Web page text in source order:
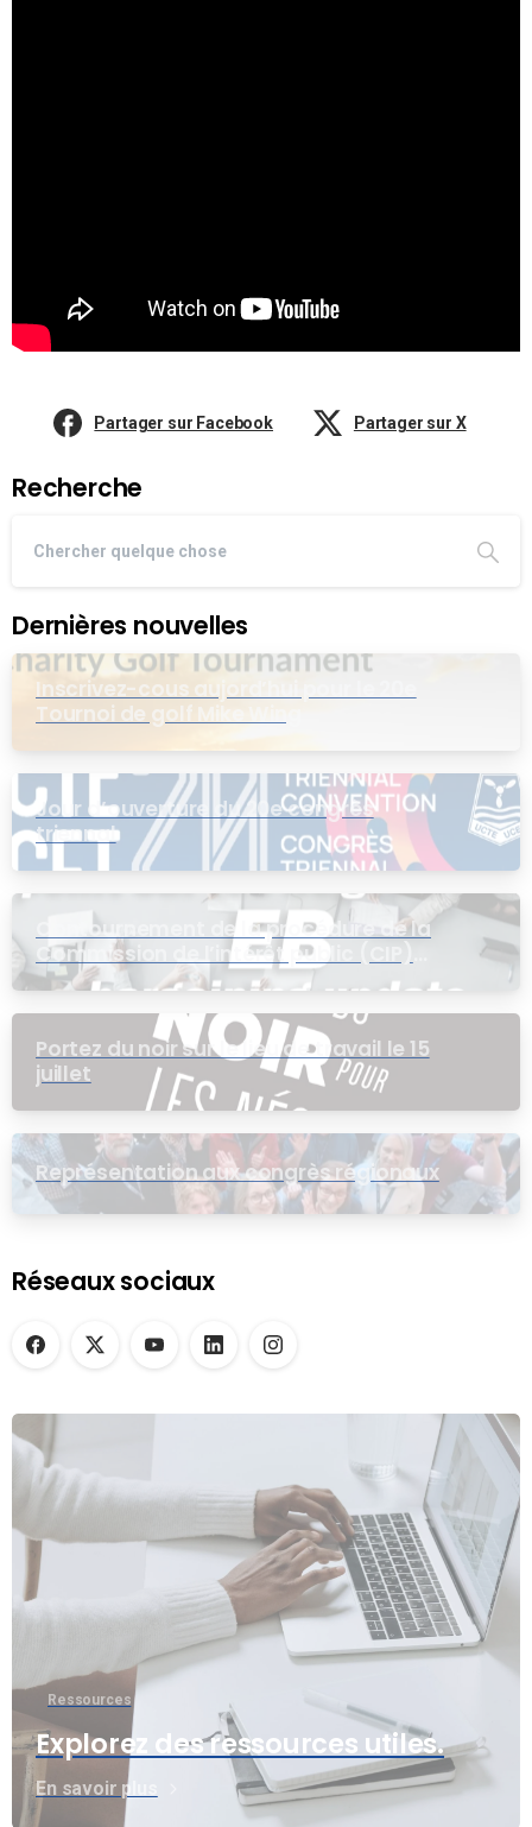
Partager sur Facebook Partager sur X
Recherche
Dernières nouvelles
Inscrivez-cous aujord’hui pour le 20e
Tournoi de golf Mike Wing
Jour d’ouverture du 20e congrès
triennal
Contournement de la procédure de la
Commission de l’intérêt public (CIP)
pour le groupe EB
Portez du noir sur le lieu de travail le 15
juillet
Représentation aux congrès régionaux
Réseaux sociaux
Ressources
Explorez des ressources utiles.
En savoir plus